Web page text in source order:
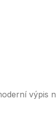
výpis